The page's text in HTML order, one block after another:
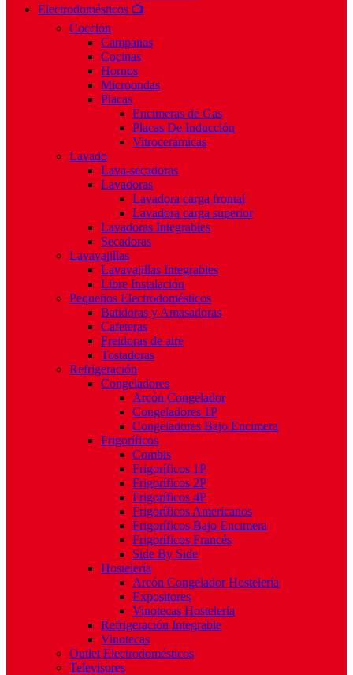
Electrodomésticos 📺
Cocción
Campanas
Cocinas
Hornos
Microondas
Placas
Encimeras de Gas
Placas De Inducción
Vitrocerámicas
Lavado
Lava-secadoras
Lavadoras
Lavadora carga frontal
Lavadora carga superior
Lavadoras Integrables
Secadoras
Lavavajillas
Lavavajillas Integrables
Libre Instalación
Pequeños Electrodomésticos
Batidoras y Amasadoras
Cafeteras
Freidoras de aire
Tostadoras
Refrigeración
Congeladores
Arcón Congelador
Congeladores 1P
Congeladores Bajo Encimera
Frigoríficos
Combis
Frigoríficos 1P
Frigoríficos 2P
Frigoríficos 4P
Frigoríficos Americanos
Frigoríficos Bajo Encimera
Frigoríficos Francés
Side By Side
Hostelería
Arcón Congelador Hostelería
Expositores
Vinotecas Hostelería
Refrigeración Integrable
Vinotecas
Outlet Electrodomésticos
Televisores